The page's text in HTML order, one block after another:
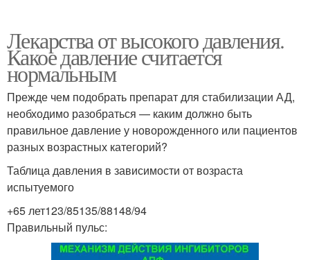
Лекарства от высокого давления.
Какое давление считается
нормальным
Прежде чем подобрать препарат для стабилизации АД,
необходимо разобраться — каким должно быть
правильное давление у новорожденного или пациентов
разных возрастных категорий?
Таблица давления в зависимости от возраста
испытуемого
+65 лет123/85135/88148/94
Правильный пульс: